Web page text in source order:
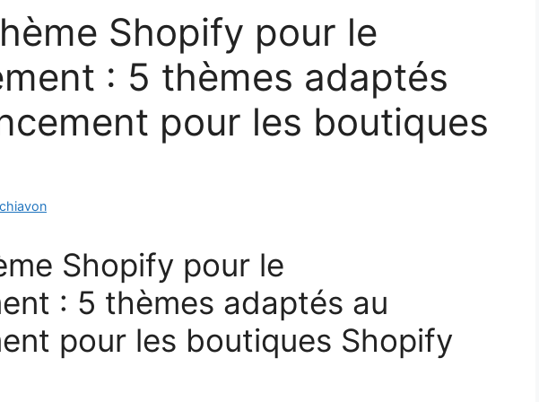
Shopify pour le
: 5 thèmes adaptés
pour les boutiques
Shopify pour le
: 5 thèmes adaptés au
pour les boutiques Shopify